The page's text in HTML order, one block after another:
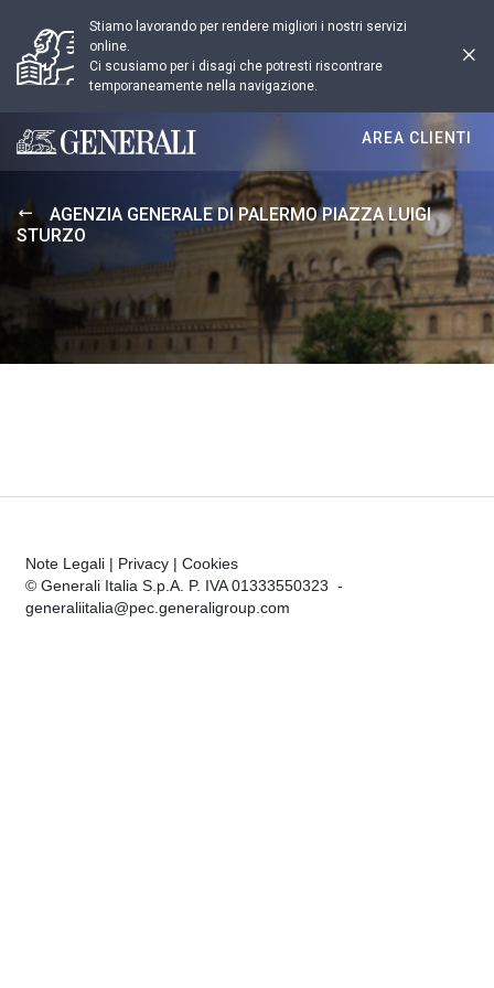
Stiamo lavorando per rendere migliori i nostri servizi
online.
Ci scusiamo per i disagi che potresti riscontrare
temporaneamente nella navigazione.
Generali logo
AREA CLIENTI
AGENZIA GENERALE DI PALERMO PIAZZA LUIGI
STURZO
Note Legali | Privacy | Cookies
© Generali Italia S.p.A. P. IVA 01333550323 -
generaliitalia@pec.generaligroup.com